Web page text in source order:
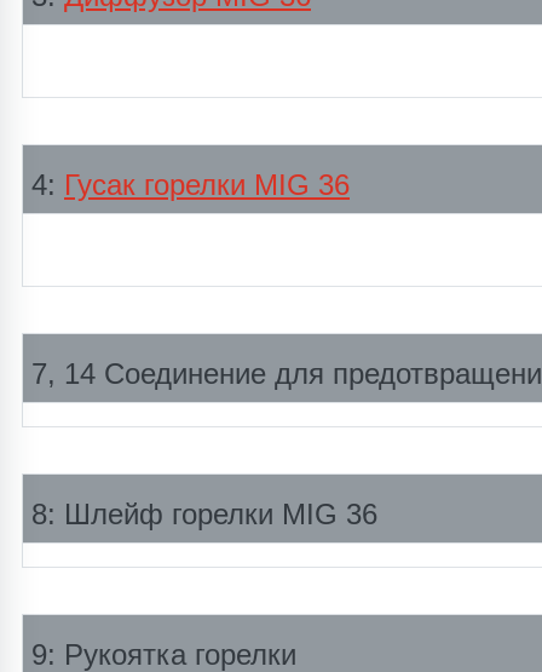
4: Гусак горелки MIG 36
7, 14 Соединение для
8: Шлейф горелки MIG 36
9: Рукоятка горелки